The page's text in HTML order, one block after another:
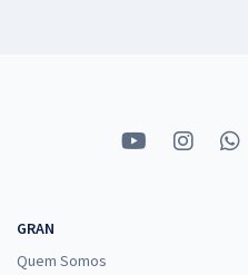
GRAN
Quem Somos